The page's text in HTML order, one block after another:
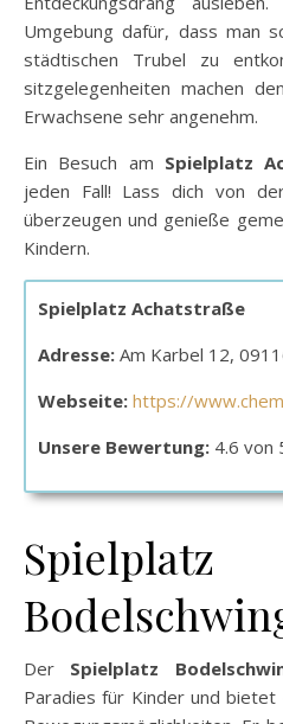
Umgebung dafür, dass man
städtischen Trubel zu
sitzgelegenheiten machen
Erwachsene sehr angenehm.
Ein Besuch am Spielplatz
jeden Fall! Lass dich von
überzeugen und genieße
Kindern.
Spielplatz Achatstraße
Adresse: Am Karbel 12,
Webseite: https://
Unsere Bewertung: 4.6 von
Spielplatz
Der Spielplatz
Paradies für Kinder und bietet